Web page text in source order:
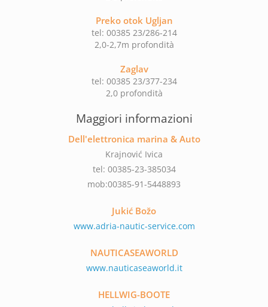
Preko otok Ugljan
tel: 00385 23/286-214
2,0-2,7m profondità
Zaglav
tel: 00385 23/377-234
2,0 profondità
Maggiori informazioni
Dell'elettronica marina & Auto
Krajnović Ivica
tel: 00385-23-385034
mob:00385-91-5448893
Jukić Božo
www.adria-nautic-service.com
NAUTICASEAWORLD
www.nauticaseaworld.it
HELLWIG-BOOTE